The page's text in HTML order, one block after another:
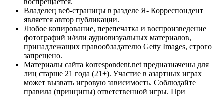
Владелец веб-страницы в разделе Я- Корреспондент
является автор публикации.
Любое копирование, перепечатка и воспроизведение
фотографий и/или аудиовизуальных материалов,
принадлежащих правообладателю Getty Images, строго
запрещено.
Материалы сайта korrespondent.net предназначены для
лиц старше 21 года (21+). Участие в азартных играх
может вызвать игровую зависимость. Соблюдайте
правила (принципы) ответственной игры. При